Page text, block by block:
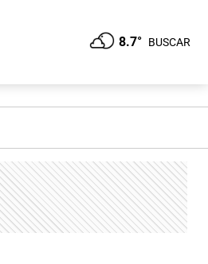
8.7° BUSCAR